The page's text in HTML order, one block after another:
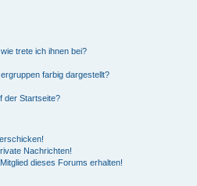
trete ich ihnen bei?
farbig dargestellt?
der Startseite?
Nachrichten!
dieses Forums erhalten!